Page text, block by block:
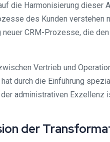
die Harmonisierung
des Kunden
CRM-Prozesse, die
Vertrieb und
durch die Einführung
administrativen
der